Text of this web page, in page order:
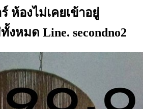
ห้องไม่เคยเข้าอยู่
งหมด Line. secondno2